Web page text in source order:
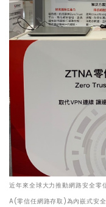
近年來全球大力推動網路安全
A(零信任網路存取)為內嵌式安